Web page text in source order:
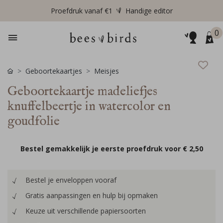
Proefdruk vanaf €1 Handige editor
0
Geboortekaartjes Meisjes
Geboortekaartje madeliefjes
knuffelbeertje in watercolor en
goudfolie
Bestel gemakkelijk je eerste proefdruk voor € 2,50
Bestel je enveloppen vooraf
Gratis aanpassingen en hulp bij opmaken
Keuze uit verschillende papiersoorten